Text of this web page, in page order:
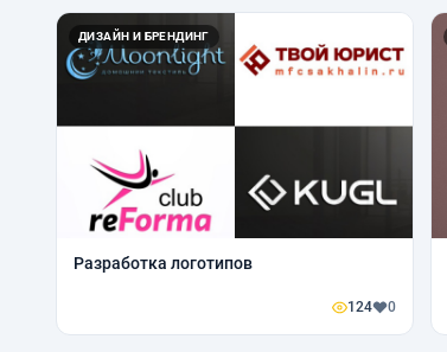
ДИЗАЙН И БРЕНДИНГ
Разработка логотипов
124 0